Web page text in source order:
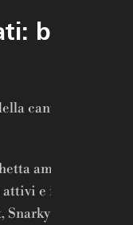
cantante e
americana
e innovativi
Puppy),